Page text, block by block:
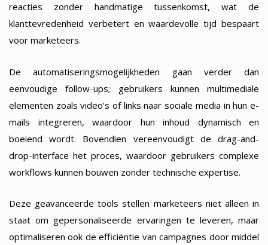
reacties zonder handmatige tussenkomst, wat de
klanttevredenheid verbetert en waardevolle tijd bespaart
voor marketeers.
De automatiseringsmogelijkheden gaan verder dan
eenvoudige follow-ups; gebruikers kunnen multimediale
elementen zoals video’s of links naar sociale media in hun e-
mails integreren, waardoor hun inhoud dynamisch en
boeiend wordt. Bovendien vereenvoudigt de drag-and-
drop-interface het proces, waardoor gebruikers complexe
workflows kunnen bouwen zonder technische expertise.
Deze geavanceerde tools stellen marketeers niet alleen in
staat om gepersonaliseerde ervaringen te leveren, maar
optimaliseren ook de efficiëntie van campagnes door middel